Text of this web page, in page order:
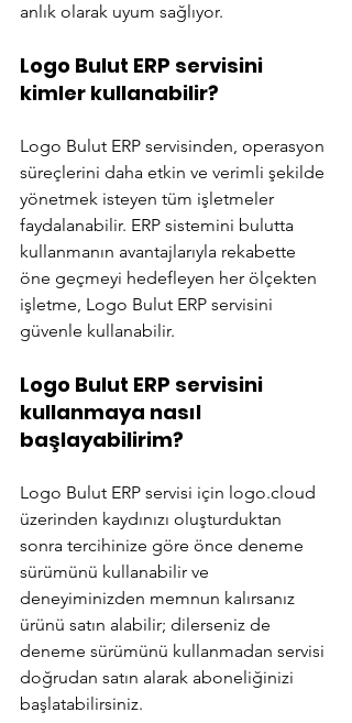
anlık olarak uyum sağlıyor.
Logo Bulut ERP servisini
kimler kullanabilir?
Logo Bulut ERP servisinden, operasyon
süreçlerini daha etkin ve verimli şekilde
yönetmek isteyen tüm işletmeler
faydalanabilir. ERP sistemini bulutta
kullanmanın avantajlarıyla rekabette
öne geçmeyi hedefleyen her ölçekten
işletme, Logo Bulut ERP servisini
güvenle kullanabilir.
Logo Bulut ERP servisini
kullanmaya nasıl
başlayabilirim?
Logo Bulut ERP servisi için logo.cloud
üzerinden kaydınızı oluşturduktan
sonra tercihinize göre önce deneme
sürümünü kullanabilir ve
deneyiminizden memnun kalırsanız
ürünü satın alabilir; dilerseniz de
deneme sürümünü kullanmadan servisi
doğrudan satın alarak aboneliğinizi
başlatabilirsiniz.